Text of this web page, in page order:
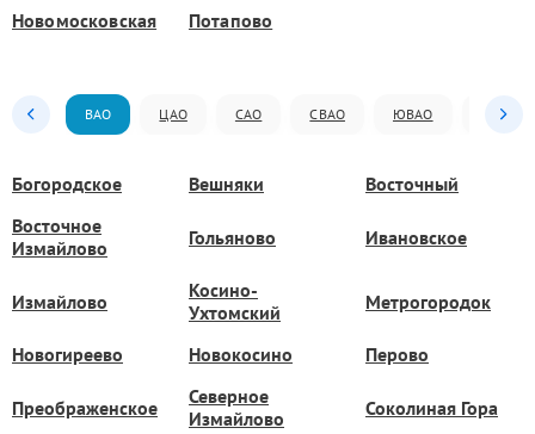
Новомосковская Потапово
ВАО ЦАО САО СВАО ЮВАО ЮАО
Богородское Вешняки
Восточный
Восточное
Измайлово
Гольяново Ивановское
Измайлово
Косино-
Ухтомский
Метрогородок
Новогиреево Новокосино Перово
Преображенское
Северное
Измайлово
Соколиная Гора